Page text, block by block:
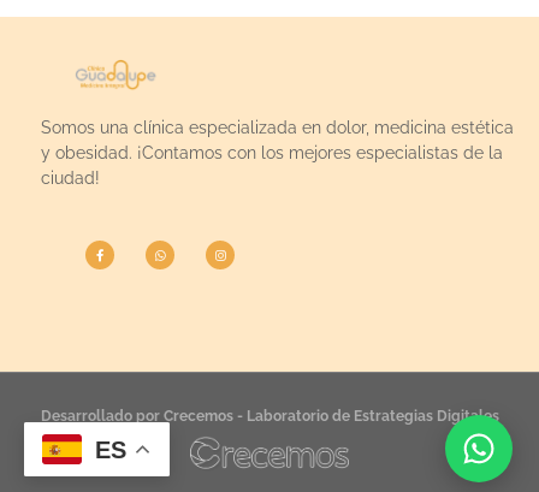
Somos una clínica especializada en dolor, medicina estética
y obesidad. ¡Contamos con los mejores especialistas de la
ciudad!
Desarrollado por Crecemos - Laboratorio de Estrategias Digitales
ES